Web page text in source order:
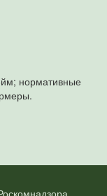
нормативные